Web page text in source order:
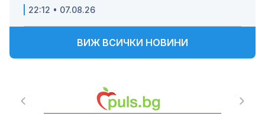
22:12 • 07.08.26
ВИЖ ВСИЧКИ НОВИНИ